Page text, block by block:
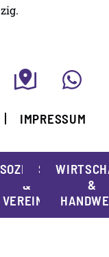
IMPRESSUM
SOZIALES
&
VEREINE
SPORT
&